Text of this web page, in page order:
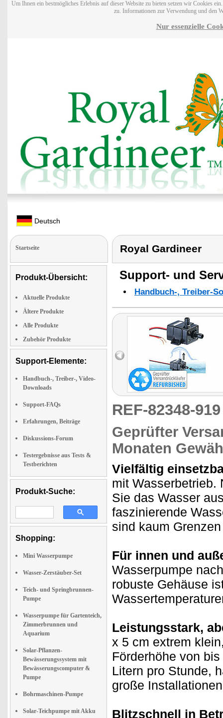
Um Ihnen ein bestmögliches Erlebnis auf dieser Website zu bieten setzen wir Cookies
zu. Informationen zur Verwendung und den
Nur essenzielle
Deutsch
Startseite
Produkt-Übersicht:
Aktuelle Produkte
Ältere Produkte
Alle Produkte
Zubehör Produkte
Support-Elemente:
Handbuch-, Treiber-, Video-
Downloads
Support-FAQs
Erfahrungen, Beiträge
Diskussions-Forum
Testergebnisse aus Tests &
Testberichten
Produkt-Suche:
Shopping:
Mini Wasserpumpe
Wasser-Zerstäuber-Set
Teich- und Springbrunnen-
Pumpe
Wasserpumpe für Gartenteich,
Zimmerbrunnen und
Aquarium
Solar-Pflanzen-
Bewässerungssystem mit
Bewässerungscomputer &
Pumpe
Bohrmaschinen-Pumpe
Solar-Teichpumpe mit Akku
Royal Gardineer
Support- und
Handbuch-, Treiber-
REF-82348-
Geprüfter
Monaten
Vielfältig
mit Wasserbetrieb.
Sie das Wasser
faszinierende
sind kaum
Für innen und
Wasserpumpe
robuste Gehäuse
Leistungsstark,
x 5 cm extrem
Förderhöhe von
Litern pro Stunde,
große
Blitzschnell in